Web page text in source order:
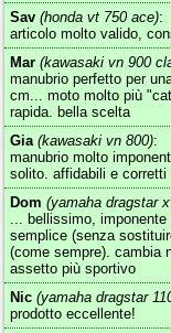
Sav (honda vt 750 ace):
articolo molto valido,
Mar (kawasaki vn 900
manubrio perfetto per
cm... moto molto più
rapida. bella scelta
Gia (kawasaki vn 800):
manubrio molto
solito. affidabili e corretti
Dom (yamaha dragstar
... bellissimo,
semplice (senza
(come sempre). cambia
assetto più sportivo
Nic (yamaha dragstar
prodotto eccellente!